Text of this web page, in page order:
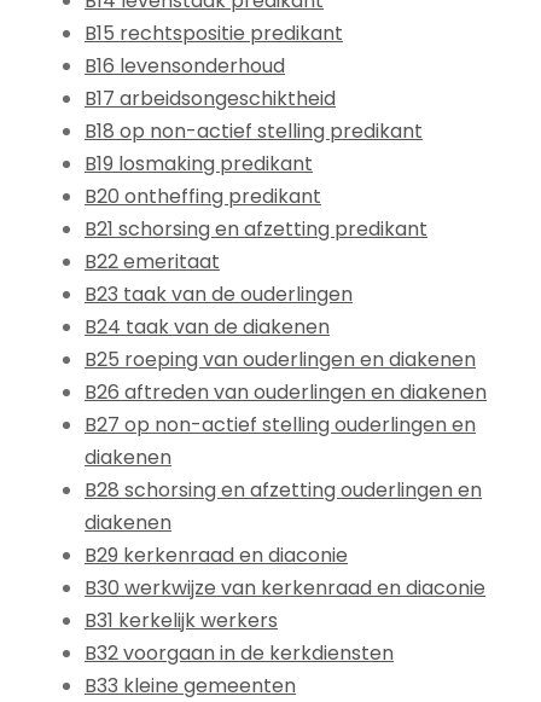
B15 rechtspositie predikant
B16 levensonderhoud
B17 arbeidsongeschiktheid
B18 op non-actief stelling predikant
B19 losmaking predikant
B20 ontheffing predikant
B21 schorsing en afzetting predikant
B22 emeritaat
B23 taak van de ouderlingen
B24 taak van de diakenen
B25 roeping van ouderlingen en diakenen
B26 aftreden van ouderlingen en diakenen
B27 op non-actief stelling ouderlingen en
diakenen
B28 schorsing en afzetting ouderlingen en
diakenen
B29 kerkenraad en diaconie
B30 werkwijze van kerkenraad en diaconie
B31 kerkelijk werkers
B32 voorgaan in de kerkdiensten
B33 kleine gemeenten